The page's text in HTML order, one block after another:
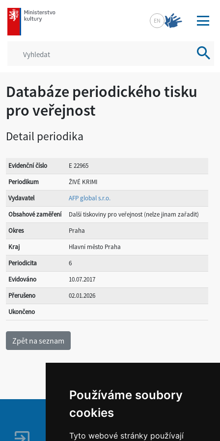
Používáme soubory
cookies
Tyto webové stránky používají
mkcr.cz
EN
Databáze periodického tisku
pro veřejnost
Detail periodika
Evidenční číslo
E 22965
Periodikum
ŽIVÉ KRIMI
Vydavatel
AFP global s.r.o.
Obsahové zaměření
Další tiskoviny pro veřejnost (nelze jinam zařadit)
Okres
Praha
Kraj
Hlavní město Praha
Periodicita
6
Evidováno
10.07.2017
Přerušeno
02.01.2026
Ukončeno